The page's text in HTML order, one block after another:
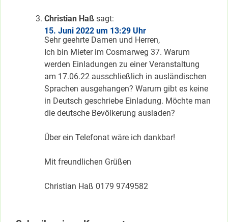
Christian Haß sagt:
15. Juni 2022 um 13:29 Uhr
Sehr geehrte Damen und Herren,
Ich bin Mieter im Cosmarweg 37. Warum
werden Einladungen zu einer Veranstaltung
am 17.06.22 ausschließlich in ausländischen
Sprachen ausgehangen? Warum gibt es keine
in Deutsch geschriebe Einladung. Möchte man
die deutsche Bevölkerung ausladen?
Über ein Telefonat wäre ich dankbar!
Mit freundlichen Grüßen
Christian Haß 0179 9749582